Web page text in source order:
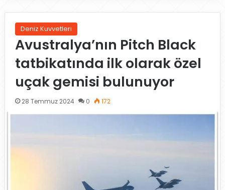
Deniz Kuvvetleri
Avustralya’nın Pitch Black
tatbikatında ilk olarak özel
uçak gemisi bulunuyor
28 Temmuz 2024 0 172